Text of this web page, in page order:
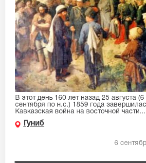
В этот день 160 лет назад 25 августа (6
сентября по н.с.) 1859 года
Кавказская война на восточной части...
Гуниб
6